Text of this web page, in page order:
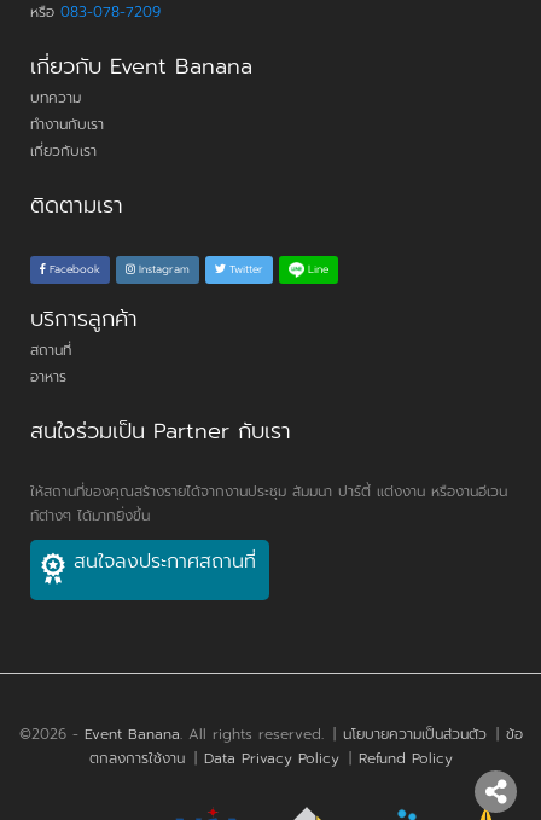
หรือ 083-078-7209
เกี่ยวกับ Event Banana
บทความ
ทำงานกับเรา
เกี่ยวกับเรา
ติดตามเรา
Facebook Instagram Twitter Line
บริการลูกค้า
สถานที่
อาหาร
สนใจร่วมเป็น Partner กับเรา
ให้สถานที่ของคุณสร้างรายได้จากงานประชุม สัมมนา ปาร์ตี้ แต่งงาน หรืองานอีเวน
ท์ต่างๆ ได้มากยิ่งขึ้น
สนใจลงประกาศสถานที่
©2026 - Event Banana. All rights reserved. นโยบายความเป็นส่วนตัว
ข้อ
ตกลงการใช้งาน
Data Privacy Policy Refund Policy